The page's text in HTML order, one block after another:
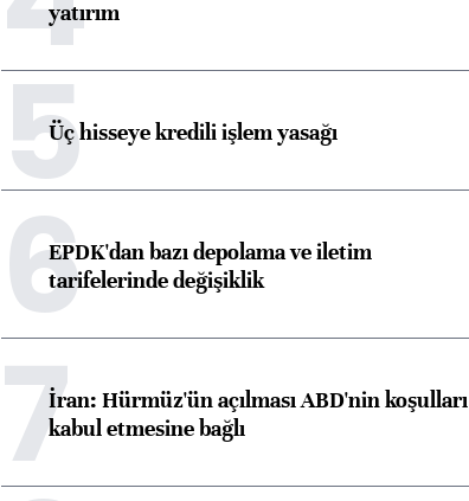
yatırım
5Üç hisseye kredili işlem yasağı
6EPDK'dan bazı depolama ve iletim
tarifelerinde değişiklik
7İran: Hürmüz'ün açılması ABD'nin koşulları
kabul etmesine bağlı